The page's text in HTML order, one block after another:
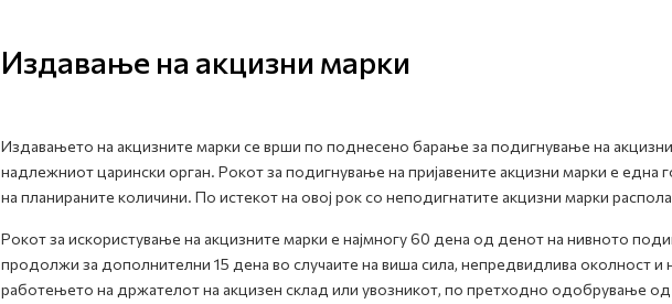
Издавање на акцизни марки
Издавањето на акцизните марки се врши по поднесено барање за подигнување на
надлежниот царински орган. Рокот за подигнување на пријавените акцизни марки е една
на планираните количини. По истекот на овој рок со неподигнатите акцизни марки
Рокот за искористување на акцизните марки е најмногу 60 дена од денот на нивното
продолжи за дополнителни 15 дена во случаите на виша сила, непредвидлива околност и
работењето на држателот на акцизен склад или увозникот, по претходно одобрување